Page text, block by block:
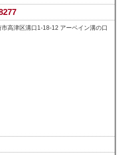
高津区溝口1-18-12 アーベイン溝の口